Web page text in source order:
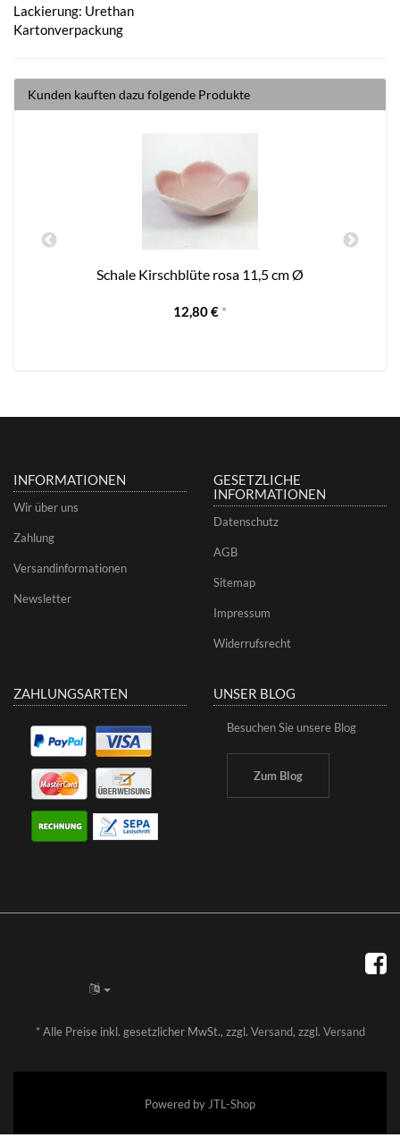
Lackierung: Urethan
Kartonverpackung
Kunden kauften dazu folgende Produkte
Schale Kirschblüte rosa 11,5 cm Ø
12,80 € *
INFORMATIONEN
Wir über uns
Zahlung
Versandinformationen
Newsletter
GESETZLICHE
INFORMATIONEN
Datenschutz
AGB
Sitemap
Impressum
Widerrufsrecht
ZAHLUNGSARTEN UNSER BLOG
Besuchen Sie unsere Blog
Zum Blog
*Alle Preise inkl. gesetzlicher MwSt., zzgl. Versand, zzgl. Versand
Powered by JTL-Shop